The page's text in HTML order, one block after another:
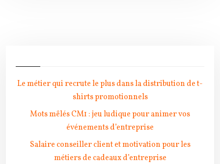
Le métier qui recrute le plus dans la distribution de t-
shirts promotionnels
Mots mêlés CM1 : jeu ludique pour animer vos
événements d’entreprise
Salaire conseiller client et motivation pour les
métiers de cadeaux d’entreprise